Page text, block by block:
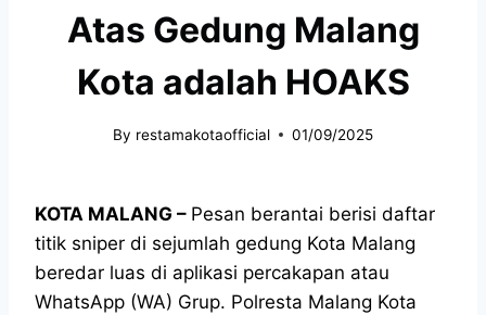
Atas Gedung Malang
Kota adalah HOAKS
By restamakotaofficial 01/09/2025
KOTA MALANG – Pesan berantai berisi daftar
titik sniper di sejumlah gedung Kota Malang
beredar luas di aplikasi percakapan atau
WhatsApp (WA) Grup. Polresta Malang Kota